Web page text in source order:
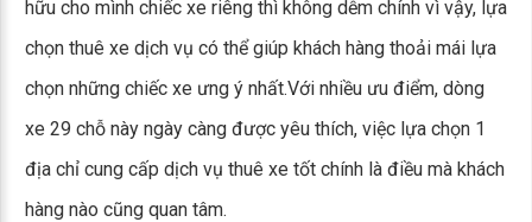
hữu cho mình chiếc xe riêng thì không dễm chính vì vậy, lựa
chọn thuê xe dịch vụ có thể giúp khách hàng thoải mái lựa
chọn những chiếc xe ưng ý nhất.Với nhiều ưu điểm, dòng
xe 29 chỗ này ngày càng được yêu thích, việc lựa chọn 1
địa chỉ cung cấp dịch vụ thuê xe tốt chính là điều mà khách
hàng nào cũng quan tâm.